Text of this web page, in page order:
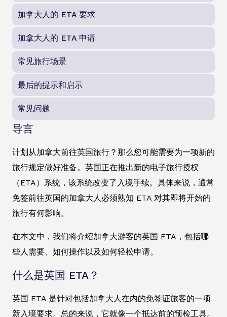
加拿大人的 ETA 要求
加拿大人的 ETA 申请
常见旅行场景
最后的提示和启示
常见问题
导言
计划从加拿大前往英国旅行？那么您可能需要为一项新的
旅行规定做好准备。英国正在推出新的电子旅行授权
（ETA）系统，该系统改变了入境手续。具体来说，通常
免签前往英国的加拿大人必须熟知 ETA 对其即将开始的
旅行有何影响。
在本文中，我们将介绍加拿大游客的英国 ETA，包括哪
些人需要、如何操作以及如何轻松申请。
什么是英国 ETA？
英国 ETA 是针对包括加拿大人在内的免签证旅客的一项
新入境要求。总的来说，它就像一个抵达前的预检工具。